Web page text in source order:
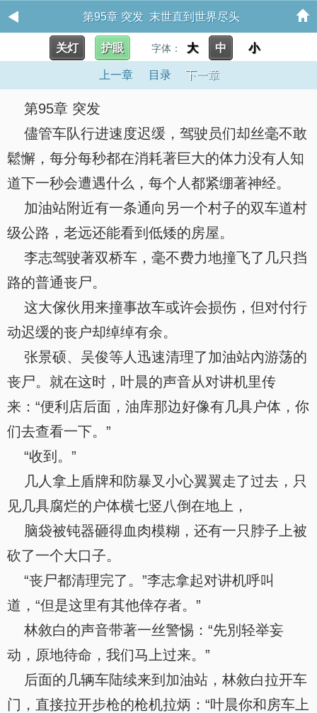
第95章 突发 末世直到世界尽头
关灯 护眼 字体： 大 中 小
上一章 目录 下一章
第95章 突发
儘管车队行进速度迟缓，驾驶员们却丝毫不敢
鬆懈，每分每秒都在消耗著巨大的体力没有人知
道下一秒会遭遇什么，每个人都紧绷著神经。
加油站附近有一条通向另一个村子的双车道村
级公路，老远还能看到低矮的房屋。
李志驾驶著双桥车，毫不费力地撞飞了几只挡
路的普通丧尸。
这大傢伙用来撞事故车或许会损伤，但对付行
动迟缓的丧户却绰绰有余。
张景硕、吴俊等人迅速清理了加油站內游荡的
丧尸。就在这时，叶晨的声音从对讲机里传
来：“便利店后面，油库那边好像有几具户体，你
们去查看一下。”
“收到。”
几人拿上盾牌和防暴叉小心翼翼走了过去，只
见几具腐烂的户体横七竖八倒在地上，
脑袋被钝器砸得血肉模糊，还有一只脖子上被
砍了一个大口子。
“丧尸都清理完了。”李志拿起对讲机呼叫
道，“但是这里有其他倖存者。”
林敘白的声音带著一丝警惕：“先別轻举妄
动，原地待命，我们马上过来。”
后面的几辆车陆续来到加油站，林敘白拉开车
门，直接拉开步枪的枪机拉炳：“叶晨你和房车上